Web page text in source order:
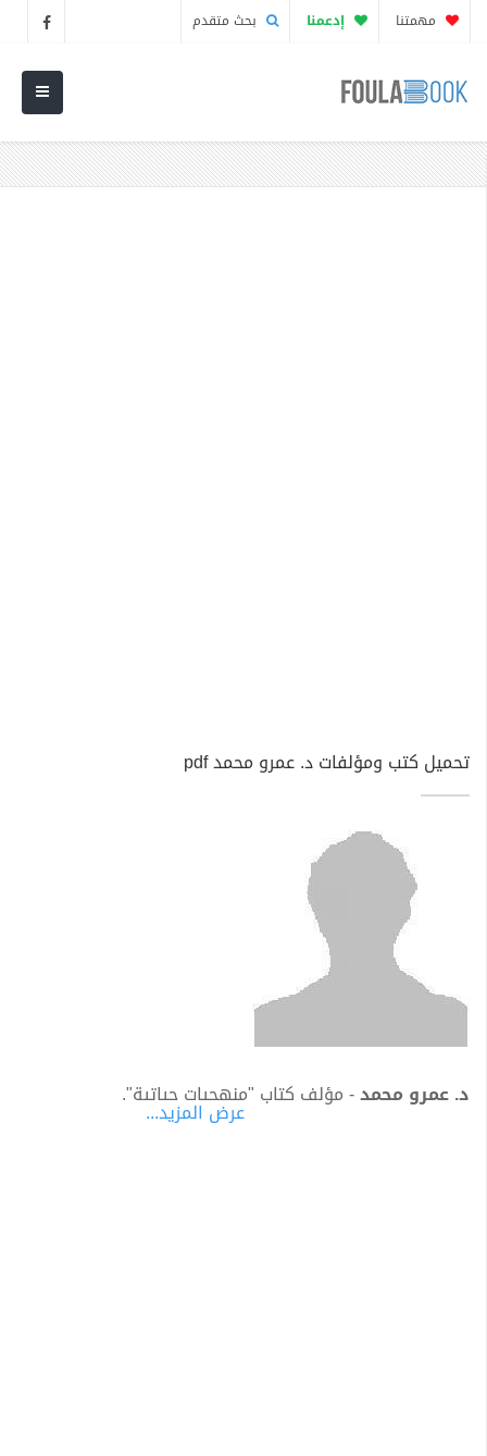
مهمتنا إدعمنا بحث متقدم
تحميل كتب ومؤلفات د. عمرو محمد pdf
د. عمرو محمد- مؤلف كتاب "منهجيات حياتية".
عرض المزيد...